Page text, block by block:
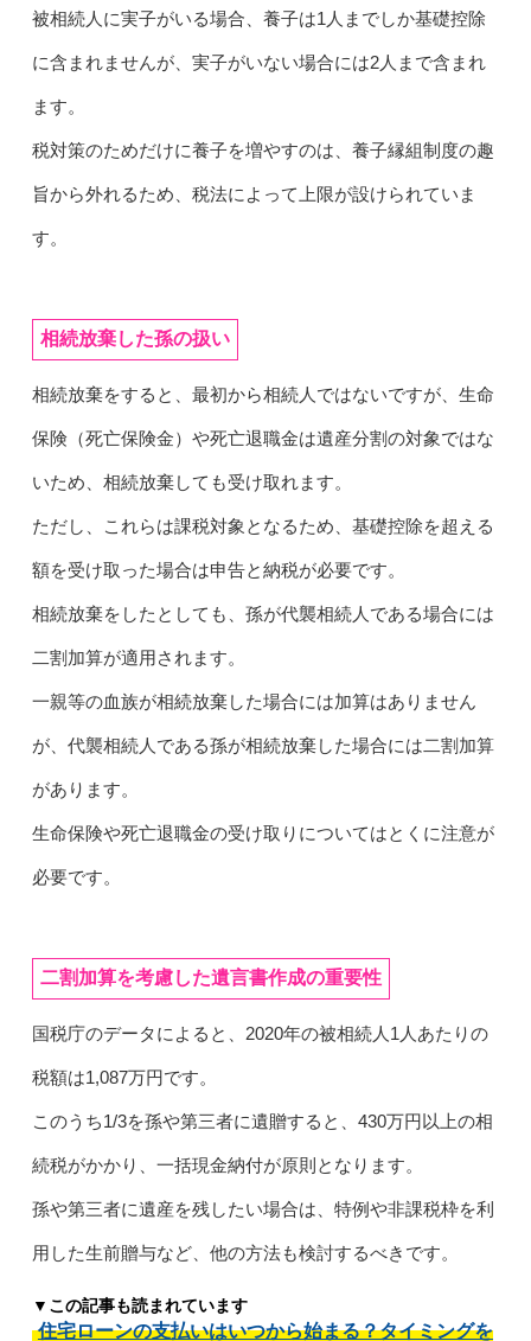
被相続人に実子がいる場合、養子は1人までしか基礎控除
に含まれませんが、実子がいない場合には2人まで含まれ
ます。
税対策のためだけに養子を増やすのは、養子縁組制度の趣
旨から外れるため、税法によって上限が設けられていま
す。
相続放棄した孫の扱い
相続放棄をすると、最初から相続人ではないですが、生命
保険（死亡保険金）や死亡退職金は遺産分割の対象ではな
いため、相続放棄しても受け取れます。
ただし、これらは課税対象となるため、基礎控除を超える
額を受け取った場合は申告と納税が必要です。
相続放棄をしたとしても、孫が代襲相続人である場合には
二割加算が適用されます。
一親等の血族が相続放棄した場合には加算はありません
が、代襲相続人である孫が相続放棄した場合には二割加算
があります。
生命保険や死亡退職金の受け取りについてはとくに注意が
必要です。
二割加算を考慮した遺言書作成の重要性
国税庁のデータによると、2020年の被相続人1人あたりの
税額は1,087万円です。
このうち1/3を孫や第三者に遺贈すると、430万円以上の相
続税がかかり、一括現金納付が原則となります。
孫や第三者に遺産を残したい場合は、特例や非課税枠を利
用した生前贈与など、他の方法も検討するべきです。
▼この記事も読まれています
住宅ローンの支払いはいつから始まる？タイミングを